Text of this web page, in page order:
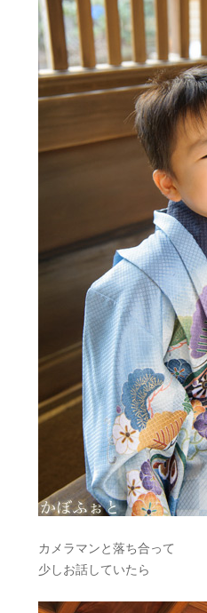
カメラマンと落ち合って
少しお話していたら